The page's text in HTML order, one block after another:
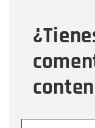
Mensaje